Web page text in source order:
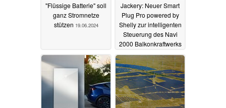
"Flüssige Batterie" soll
ganz Stromnetze
stützen 19.06.2024
Jackery: Neuer Smart
Plug Pro powered by
Shelly zur intelligenten
Steuerung des Navi
2000 Balkonkraftwerks
19.06.2024